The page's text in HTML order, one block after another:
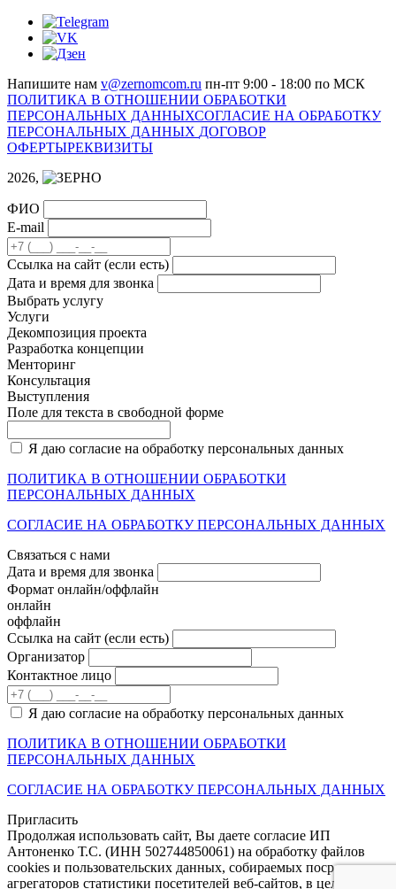
Напишите нам v@zernomcom.ru пн-пт 9:00 - 18:00 по МСК
ПОЛИТИКА В ОТНОШЕНИИ ОБРАБОТКИ
ПЕРСОНАЛЬНЫХ ДАННЫХСОГЛАСИЕ НА ОБРАБОТКУ
ПЕРСОНАЛЬНЫХ ДАННЫХ ДОГОВОР
ОФЕРТЫРЕКВИЗИТЫ
2026,
ФИО
E-mail
Cсылка на сайт (если есть)
Дата и время для звонка
Выбрать услугу
Услуги
Декомпозиция проекта
Разработка концепции
Менторинг
Консультация
Выступления
Поле для текста в свободной форме
Я даю согласие на обработку персональных данных
ПОЛИТИКА В ОТНОШЕНИИ ОБРАБОТКИ
ПЕРСОНАЛЬНЫХ ДАННЫХ
СОГЛАСИЕ НА ОБРАБОТКУ ПЕРСОНАЛЬНЫХ ДАННЫХ
Связаться с нами
Дата и время для звонка
Формат онлайн/оффлайн
онлайн
оффлайн
Cсылка на сайт (если есть)
Организатор
Контактное лицо
Я даю согласие на обработку персональных данных
ПОЛИТИКА В ОТНОШЕНИИ ОБРАБОТКИ
ПЕРСОНАЛЬНЫХ ДАННЫХ
СОГЛАСИЕ НА ОБРАБОТКУ ПЕРСОНАЛЬНЫХ ДАННЫХ
Пригласить
Продолжая использовать сайт, Вы даете согласие ИП
Антоненко Т.С. (ИНН 502744850061) на обработку файлов
cookies и пользовательских данных, собираемых посредством
агрегаторов статистики посетителей веб-сайтов, в целях